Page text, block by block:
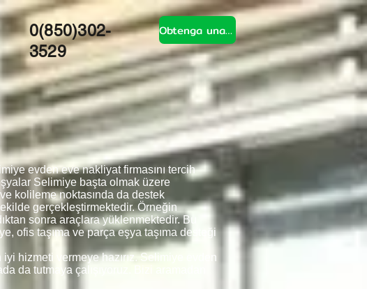
0(850)302-
3529
Obtenga una cotización
evden eve nakliyat firmasını tercih
Selimiye başta olmak üzere
kolileme noktasında da destek
gerçekleştirmektedir. Örneğin
sonra araçlara yüklenmektedir. Bu
ofis taşıma ve parça eşya taşıma desteği
hizmeti vermeye hazırız. Selimiye evden
da tutmaya çalışıyoruz. Bizi aramadan